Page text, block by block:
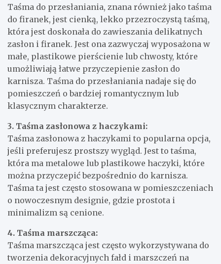
Taśma do przesłaniania, znana również jako taśma
do firanek, jest cienką, lekko przezroczystą taśmą,
która jest doskonała do zawieszania delikatnych
zasłon i firanek. Jest ona zazwyczaj wyposażona w
małe, plastikowe pierścienie lub chwosty, które
umożliwiają łatwe przyczepienie zasłon do
karnisza. Taśma do przesłaniania nadaje się do
pomieszczeń o bardziej romantycznym lub
klasycznym charakterze.
3. Taśma zasłonowa z haczykami:
Taśma zasłonowa z haczykami to popularna opcja,
jeśli preferujesz prostszy wygląd. Jest to taśma,
która ma metalowe lub plastikowe haczyki, które
można przyczepić bezpośrednio do karnisza.
Taśma ta jest często stosowana w pomieszczeniach
o nowoczesnym designie, gdzie prostota i
minimalizm są cenione.
4. Taśma marszcząca:
Taśma marszcząca jest często wykorzystywana do
tworzenia dekoracyjnych fałd i marszczeń na